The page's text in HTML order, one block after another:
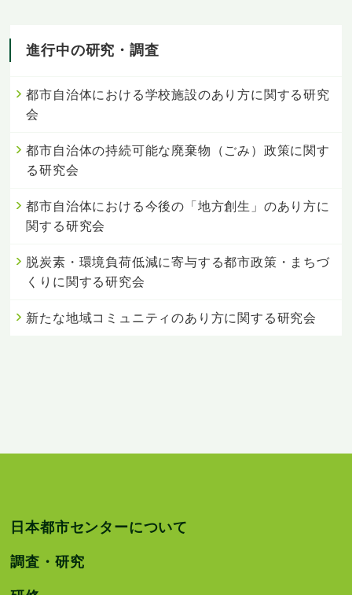
進行中の研究・調査
都市自治体における学校施設のあり方に関する研究
会
都市自治体の持続可能な廃棄物（ごみ）政策に関す
る研究会
都市自治体における今後の「地方創生」のあり方に
関する研究会
脱炭素・環境負荷低減に寄与する都市政策・まちづ
くりに関する研究会
新たな地域コミュニティのあり方に関する研究会
日本都市センターについて
調査・研究